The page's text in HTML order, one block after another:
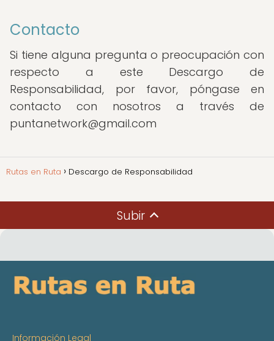
Contacto
Si tiene alguna pregunta o preocupación con
respecto a este Descargo de
Responsabilidad, por favor, póngase en
contacto con nosotros a través de
puntanetwork@gmail.com
Rutas en Ruta Descargo de Responsabilidad
Subir
Información Legal